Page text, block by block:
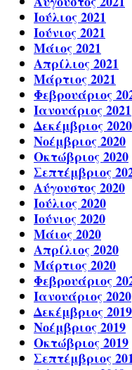
Ιούλιος 2021
Ιούνιος 2021
Μάιος 2021
Απρίλιος 2021
Μάρτιος 2021
Φεβρουάριος
Ιανουάριος 2021
Δεκέμβριος 2020
Νοέμβριος 2020
Οκτώβριος 2020
Σεπτέμβριος
Αύγουστος 2020
Ιούλιος 2020
Ιούνιος 2020
Μάιος 2020
Απρίλιος 2020
Μάρτιος 2020
Φεβρουάριος
Ιανουάριος 2020
Δεκέμβριος 2019
Νοέμβριος 2019
Οκτώβριος 2019
Σεπτέμβριος